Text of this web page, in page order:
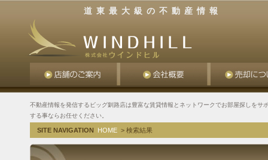
道東最大級の不動産情報
不動産情報を発信するビッグ釧路店は豊富な賃貸情報とネットワークでお部屋探しをサ
する事ならお任せください。
SITE NAVIGATION HOME > 検索結果